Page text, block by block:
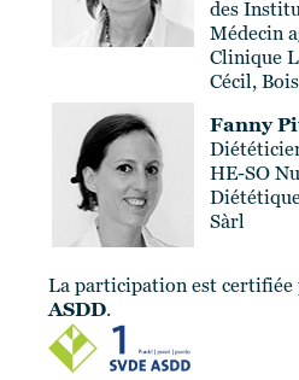
des
Médecin
Clinique
Cécil,
Fanny
HE-SO
Sàrl
La participation est certifiée
ASDD.